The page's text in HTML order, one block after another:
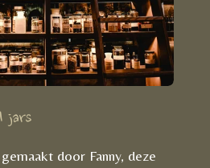
jars
door Fanny, deze